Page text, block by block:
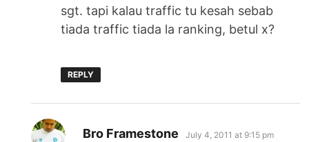
sgt. tapi kalau traffic tu kesah sebab
tiada traffic tiada la ranking, betul x?
REPLY
Bro Framestone says:
July 4, 2011 at 9:15 pm